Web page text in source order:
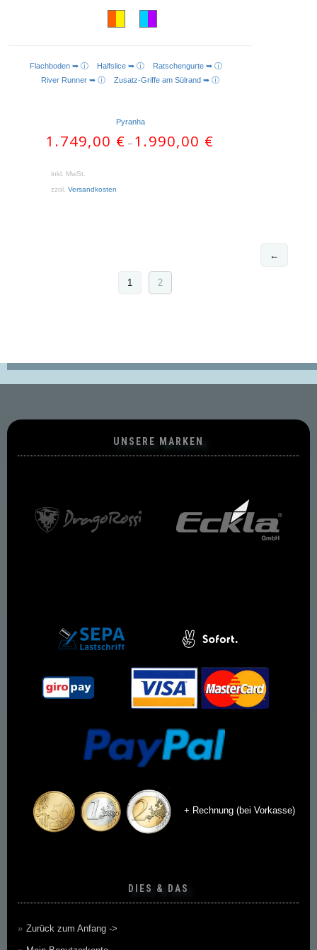
AUSFÜHRUNG WÄHLEN
Flachboden ➥ ⓘ Halfslice ➥ ⓘ Ratschengurte ➥ ⓘ
River Runner ➥ ⓘZusatz-Griffe am Sülrand ➥ ⓘ
Pyranha
1.749,00 € – 1.990,00 €
inkl. MwSt.
zzgl.Versandkosten
←
1 2
UNSERE MARKEN
+ Rechnung (bei Vorkasse)
DIES & DAS
Zurück zum Anfang ->